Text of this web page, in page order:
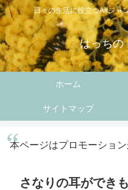
日々の生活に役立つAllジ
はっちの
ホーム
サイトマップ
本ページはプロモーション
さなりの耳ができ